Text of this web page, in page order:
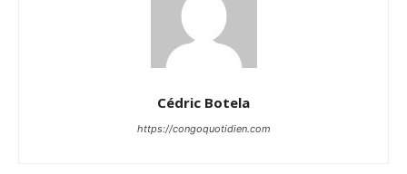
Cédric Botela
https://congoquotidien.com